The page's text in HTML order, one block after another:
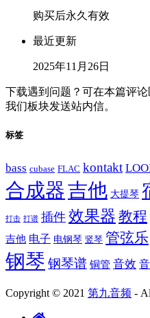
购买后永久有效
最近更新
2025年11月26日
下载遇到问题？可在本篇评
我们板块发送站内信。
标签
bass cubase FLAC kontakt
合成器吉他 大提琴
打击 打谱 插件 效果器 教程
吉他 电子 电钢琴 竖琴 管弦乐
钢琴 钢琴谱 铜管 音效
Copyright © 2021 第九音频 -